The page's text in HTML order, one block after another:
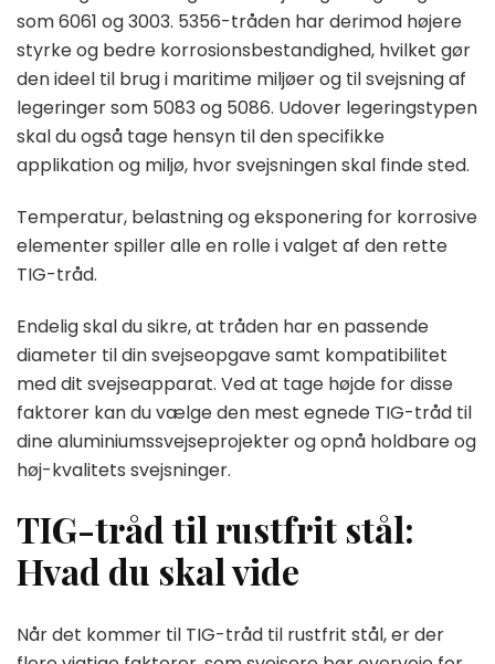
som 6061 og 3003. 5356-tråden har derimod højere
styrke og bedre korrosionsbestandighed, hvilket gør
den ideel til brug i maritime miljøer og til svejsning af
legeringer som 5083 og 5086. Udover legeringstypen
skal du også tage hensyn til den specifikke
applikation og miljø, hvor svejsningen skal finde sted.
Temperatur, belastning og eksponering for korrosive
elementer spiller alle en rolle i valget af den rette
TIG-tråd.
Endelig skal du sikre, at tråden har en passende
diameter til din svejseopgave samt kompatibilitet
med dit svejseapparat. Ved at tage højde for disse
faktorer kan du vælge den mest egnede TIG-tråd til
dine aluminiumssvejseprojekter og opnå holdbare og
høj-kvalitets svejsninger.
TIG-tråd til rustfrit stål:
Hvad du skal vide
Når det kommer til TIG-tråd til rustfrit stål, er der